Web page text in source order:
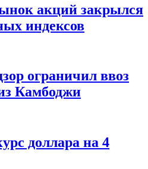
акций закрылся
индексов
ограничил ввоз
Камбоджи
доллара на 4